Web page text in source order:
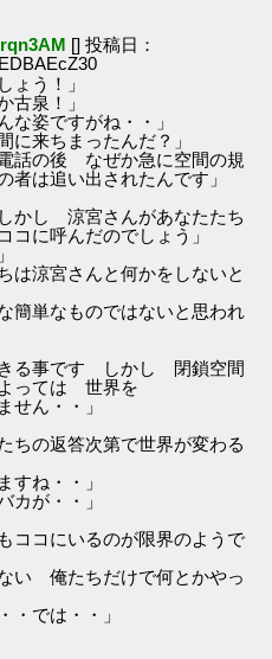
[] 投稿日：
う！」
泉！」
な姿ですがね・・」
に来ちまったんだ？」
話の後 なぜか急に空間の規
は追い出されたんです」
かし 涼宮さんがあなたたち
に呼んだのでしょう」
涼宮さんと何かをしないと
単なものではないと思われ
きる事です しかし 閉鎖空間
っては 世界を
せん・・」
の返答次第で世界が変わる
すね・・」
が・・」
コにいるのが限界のようで
い 俺たちだけで何とかやっ
・では・・」